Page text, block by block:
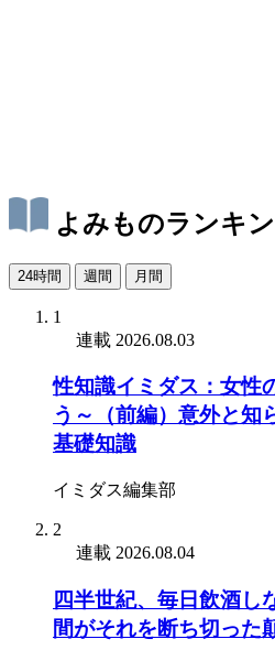
よみものランキ
24時間 週間 月間
1
連載 2026.08.03
性知識イミダス：女性
う～（前編）意外と知
基礎知識
イミダス編集部
2
連載 2026.08.04
四半世紀、毎日飲酒し
間がそれを断ち切った